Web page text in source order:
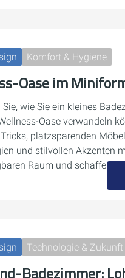
Komfort & Hygiene
Oase im
Sie, wie Sie ein kleines
Oase verwandeln
platzsparenden
und stilvollen Akzenten
Raum und schaffen
Technologie & Zukunft
Badezimmer: